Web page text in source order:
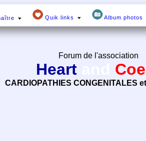
Quik links Album photos
Forum de l'association
Heart
CARDIOPATHIES CONGENITALES